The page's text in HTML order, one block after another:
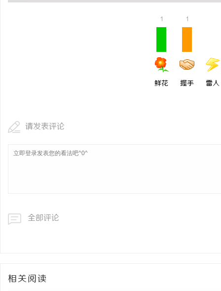
1
鲜花
1
握手 雷人
请发表评论
全部评论
相关阅读